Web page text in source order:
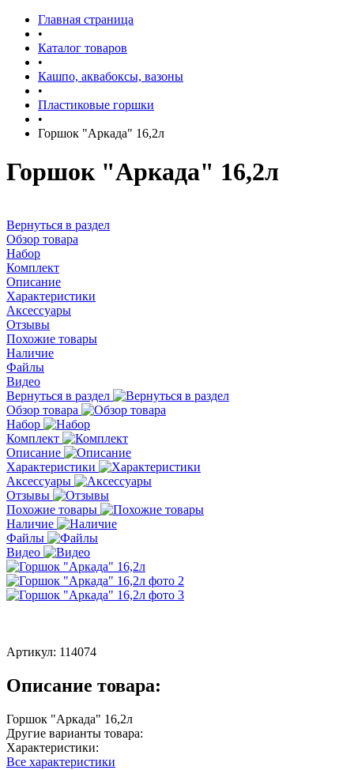
Главная страница
•
Каталог товаров
•
Кашпо, аквабоксы, вазоны
•
Пластиковые горшки
•
Горшок "Аркада" 16,2л
Горшок "Аркада" 16,2л
Вернуться в раздел
Обзор товара
Набор
Комплект
Описание
Характеристики
Аксессуары
Отзывы
Похожие товары
Наличие
Файлы
Видео
Вернуться в раздел
Обзор товара
Набор
Комплект
Описание
Характеристики
Аксессуары
Отзывы
Похожие товары
Наличие
Файлы
Видео
Артикул: 114074
Описание товара:
Горшок "Аркада" 16,2л
Другие варианты товара:
Характеристики:
Все характеристики